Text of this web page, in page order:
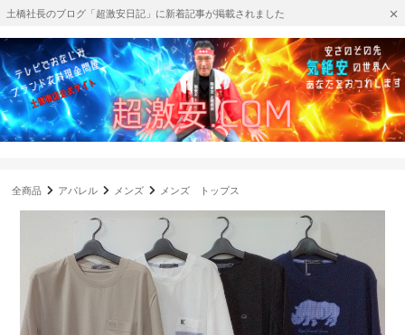
土橋社長のブログ「超激安日記」に新着記事が掲載されました
全商品 アパレル メンズ メンズ トップス